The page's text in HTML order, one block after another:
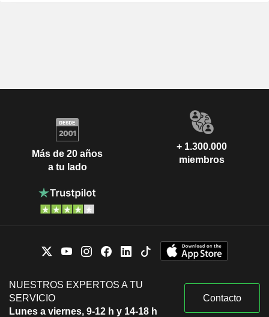
Más de 20 años
a tu lado
+ 1.300.000
miembros
NUESTROS EXPERTOS A TU
SERVICIO
Lunes a viernes, 9-12 h y 14-18 h
Contacto